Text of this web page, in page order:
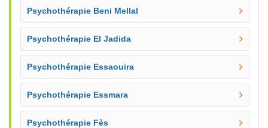
Psychothérapie Beni Mellal
Psychothérapie El Jadida
Psychothérapie Essaouira
Psychothérapie Essmara
Psychothérapie Fès